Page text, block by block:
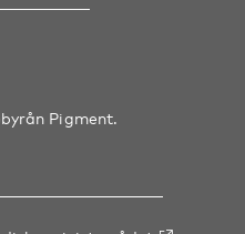
Pigment.